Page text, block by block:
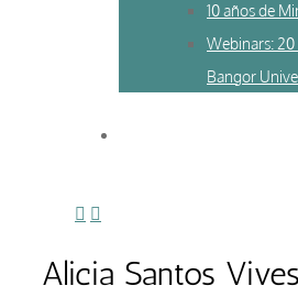
10 años de
Webinars:
Bangor
Alicia Santos Vives